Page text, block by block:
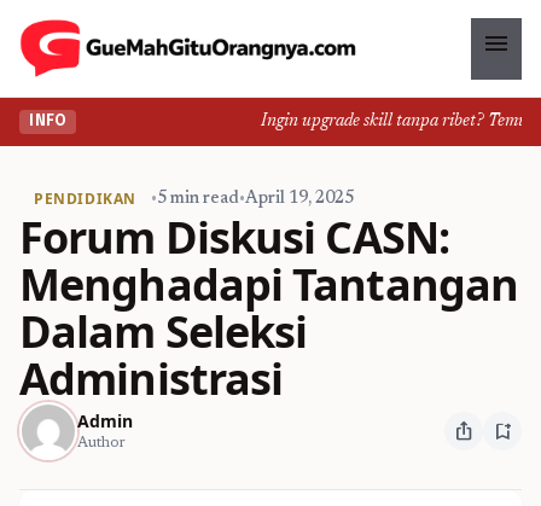
menu
INFO Ingin upgrade skill tanpa ribet?
PENDIDIKAN •5 min read•April 19, 2025
Forum Diskusi CASN:
Menghadapi Tantangan
Dalam Seleksi
Administrasi
Admin
Author ios_share bookmark_add